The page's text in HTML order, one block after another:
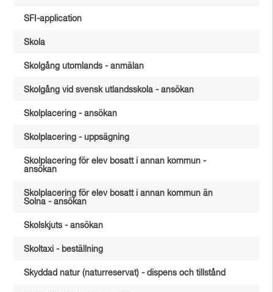
SFI-application
Skola
Skolgång utomlands - anmälan
Skolgång vid svensk utlandsskola - ansökan
Skolplacering - ansökan
Skolplacering - uppsägning
Skolplacering för elev bosatt i annan kommun -
ansökan
Skolplacering för elev bosatt i annan kommun än
Solna - ansökan
Skolskjuts - ansökan
Skoltaxi - beställning
Skyddad natur (naturreservat) - dispens och tillstånd